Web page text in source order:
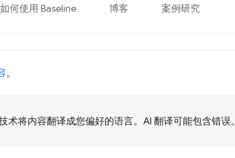
如何使用 Baseline 博客 案例研究
。
术将内容翻译成您偏好的语言。AI 翻译可能包含错误。